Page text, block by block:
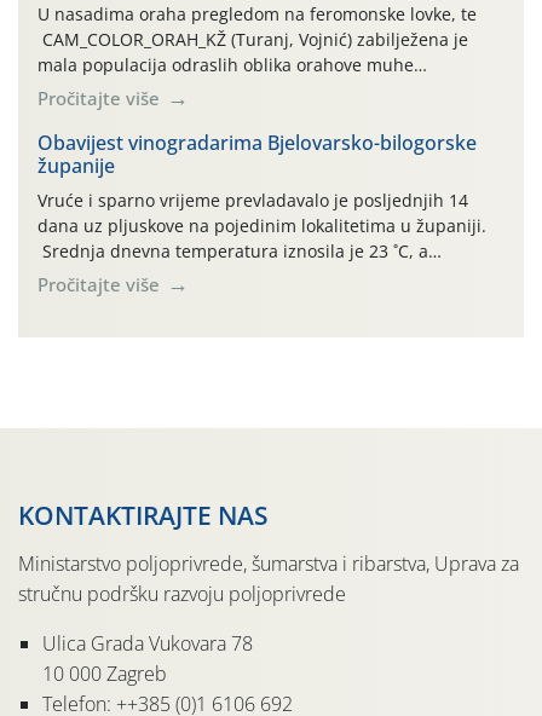
U nasadima oraha pregledom na feromonske lovke, te
CAM_COLOR_ORAH_KŽ (Turanj, Vojnić) zabilježena je
mala populacija odraslih oblika orahove muhe
(Rhagoletis completa). Niska brojnost može se objasniti
činjenicom da je riječ o mladim nasadima s vrlo malim
urodom, što je povezano i s manjim brojem prezimjelih
jedinki. U starijim nasadima, na žutim ljepljivim Rebell
pločama s […]
Pročitajte više
Obavijest vinogradarima Bjelovarsko-bilogorske
županije
Vruće i sparno vrijeme prevladavalo je posljednjih 14
dana uz pljuskove na pojedinim lokalitetima u županiji.
Srednja dnevna temperatura iznosila je 23 ˚C, a
maksimalne su posljednjih dana dosezale do 35 ˚C.
Simptome plamenjače vinove loze (Plasmoparas
Pročitajte više
KONTAKTIRAJTE NAS
Ministarstvo poljoprivrede, šumarstva i ribarstva, Uprava za
stručnu podršku razvoju poljoprivrede
Ulica Grada Vukovara 78
10 000 Zagreb
Telefon: ++385 (0)1 6106 692